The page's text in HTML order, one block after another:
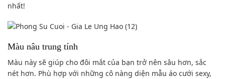
nhất!
Màu nâu trung tính
Màu này sẽ giúp cho đôi mắt của bạn trở nên sâu hơn, sắc
nét hơn. Phù hợp với những cô nàng diện mẫu áo cưới sexy,